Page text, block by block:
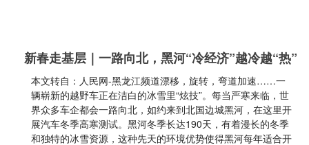
新春走基层｜一路向北，黑河“冷经济”越冷越“热”
本文转自：人民网-黑龙江频道漂移，旋转，弯道加速……一
辆崭新的越野车正在洁白的冰雪里“炫技”。每当严寒来临，世
界众多车企都会一路向北，如约来到北国边城黑河，在这里开
展汽车冬季高寒测试。黑河冬季长达190天，有着漫长的冬季
和独特的冰雪资源，这种先天的环境优势使得黑河每年适合开